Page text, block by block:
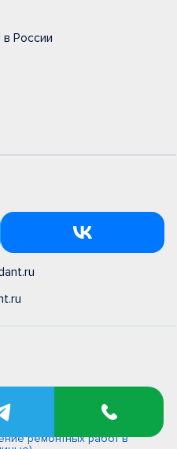
России
ремонтных работ в